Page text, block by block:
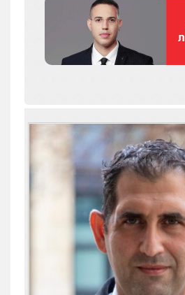
תומר נוה
וחקירות עבירות המתה עורכי
אסירים
ג'לג'ולי
וחקירות עורכי דין לענייני
שרון
צבאי מעצרים וחקירות